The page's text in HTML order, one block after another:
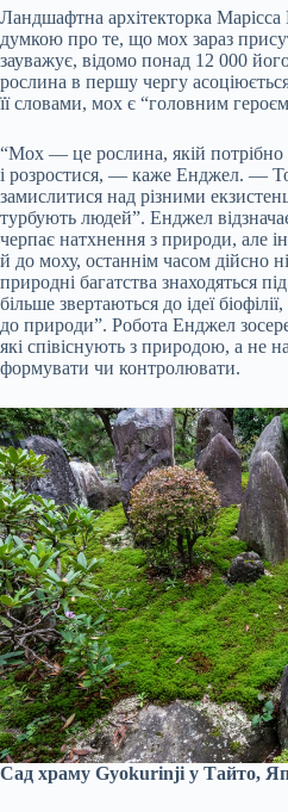
Ландшафтна архітекторка
думкою про те, що мох зараз
зауважує, відомо понад 12 000
рослина в першу чергу
її словами, мох є “головним
“Мох — це рослина, якій потрібно
і розростися, — каже Енджел. —
замислитися над різними
турбують людей”. Енджел
черпає натхнення з природи, але
й до моху, останнім часом дійсно
природні багатства знаходяться
більше звертаються до ідеї
до природи”. Робота Енджел
які співіснують з природою, а не
формувати чи контролювати.
Сад храму Gyokurinji у Тайто,